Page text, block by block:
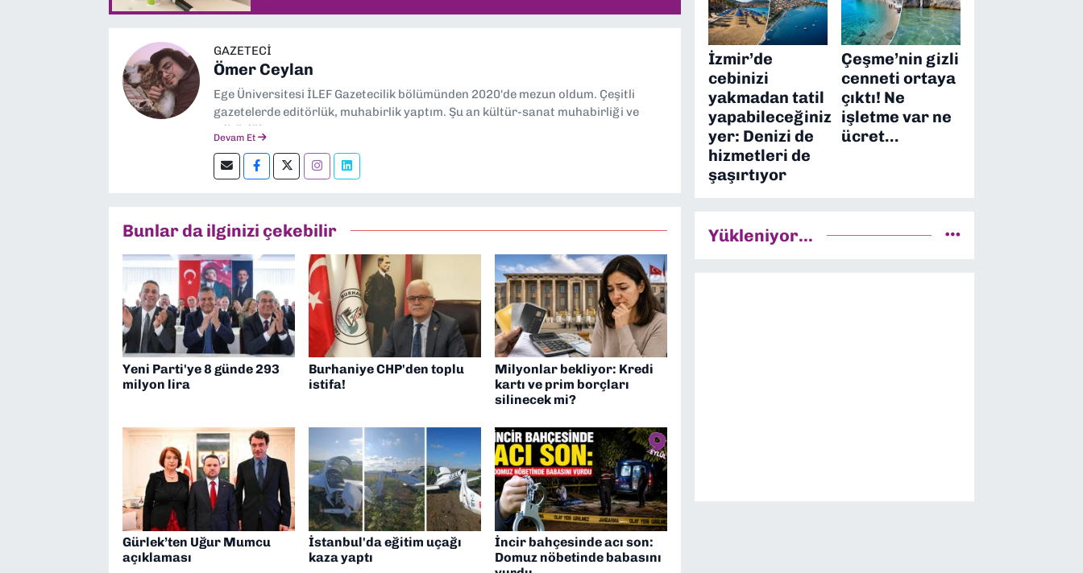
GAZETECİ
Ömer Ceylan
Ege Üniversitesi İLEF Gazetecilik bölümünden 2020'de mezun oldum. Çeşitli
gazetelerde editörlük, muhabirlik yaptım. Şu an kültür-sanat muhabirliği ve
editörlük yapıyorum.
Devam Et
Bunlar da ilginizi çekebilir
Yeni Parti'ye 8 günde 293
milyon lira
Burhaniye CHP'den toplu
istifa!
Milyonlar bekliyor: Kredi
kartı ve prim borçları
silinecek mi?
Gürlek’ten Uğur Mumcu
açıklaması
İstanbul'da eğitim uçağı
kaza yaptı
İncir bahçesinde acı son:
Domuz nöbetinde babasını
İzmir’de
cebinizi
yakmadan tatil
yapabileceğiniz
yer: Denizi de
hizmetleri de
şaşırtıyor
Çeşme’nin gizli
cenneti ortaya
çıktı! Ne
işletme var ne
ücret…
Yükleniyor...